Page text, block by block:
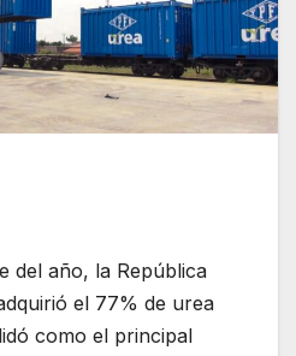
del año, la República
el 77% de urea
como el principal